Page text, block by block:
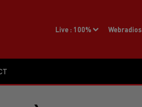
Live : 100% Webradios